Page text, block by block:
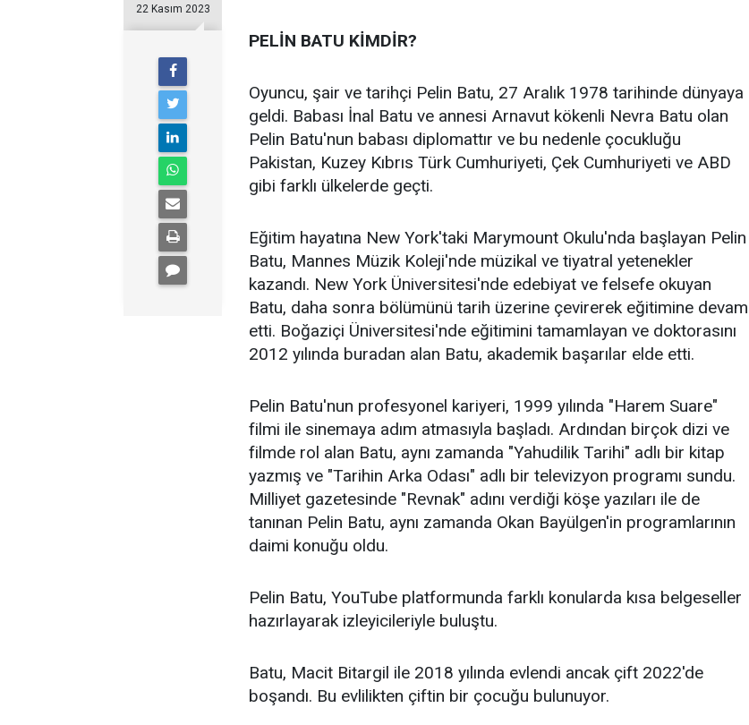
22 Kasım 2023
PELİN BATU KİMDİR?
Oyuncu, şair ve tarihçi Pelin Batu, 27 Aralık 1978 tarihinde dünyaya
geldi. Babası İnal Batu ve annesi Arnavut kökenli Nevra Batu olan
Pelin Batu'nun babası diplomattır ve bu nedenle çocukluğu
Pakistan, Kuzey Kıbrıs Türk Cumhuriyeti, Çek Cumhuriyeti ve ABD
gibi farklı ülkelerde geçti.
Eğitim hayatına New York'taki Marymount Okulu'nda başlayan Pelin
Batu, Mannes Müzik Koleji'nde müzikal ve tiyatral yetenekler
kazandı. New York Üniversitesi'nde edebiyat ve felsefe okuyan
Batu, daha sonra bölümünü tarih üzerine çevirerek eğitimine devam
etti. Boğaziçi Üniversitesi'nde eğitimini tamamlayan ve doktorasını
2012 yılında buradan alan Batu, akademik başarılar elde etti.
Pelin Batu'nun profesyonel kariyeri, 1999 yılında "Harem Suare"
filmi ile sinemaya adım atmasıyla başladı. Ardından birçok dizi ve
filmde rol alan Batu, aynı zamanda "Yahudilik Tarihi" adlı bir kitap
yazmış ve "Tarihin Arka Odası" adlı bir televizyon programı sundu.
Milliyet gazetesinde "Revnak" adını verdiği köşe yazıları ile de
tanınan Pelin Batu, aynı zamanda Okan Bayülgen'in programlarının
daimi konuğu oldu.
Pelin Batu, YouTube platformunda farklı konularda kısa belgeseller
hazırlayarak izleyicileriyle buluştu.
Batu, Macit Bitargil ile 2018 yılında evlendi ancak çift 2022'de
boşandı. Bu evlilikten çiftin bir çocuğu bulunuyor.